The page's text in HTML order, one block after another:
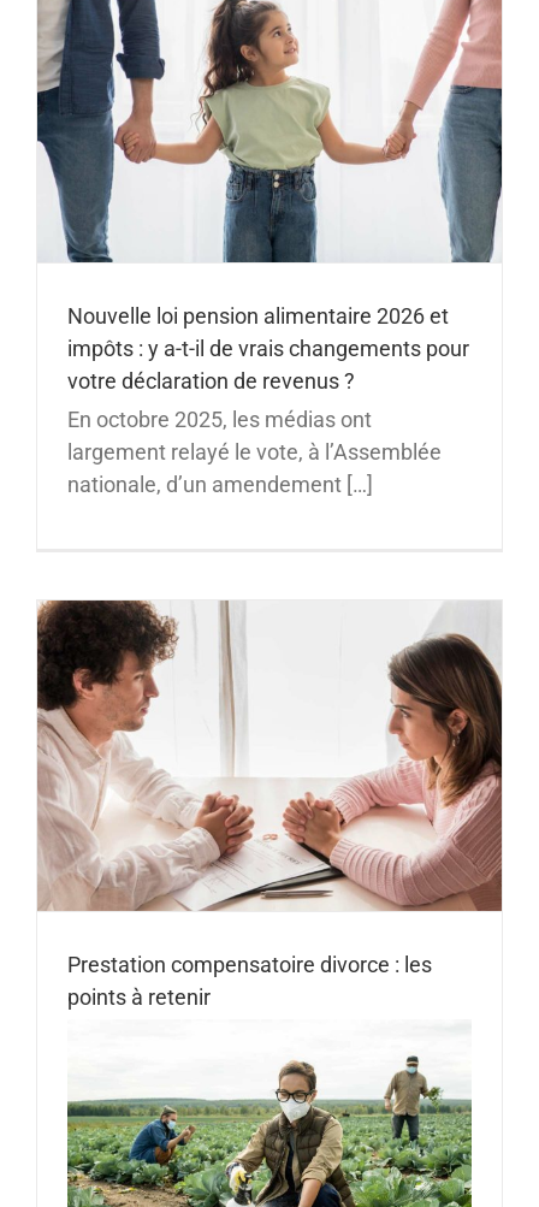
Nouvelle loi pension alimentaire 2026 et
impôts : y a-t-il de vrais changements pour
votre déclaration de revenus ?
En octobre 2025, les médias ont
largement relayé le vote, à l’Assemblée
nationale, d’un amendement […]
Prestation compensatoire divorce : les
points à retenir